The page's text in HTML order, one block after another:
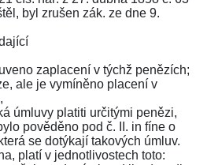
byl zrušen zák. ze dne 9.
zaplacení v týchž penězích;
ale je vymíněno placení v
úmluvy platiti určitými penězi,
pověděno pod č. II. in fíne o
se dotýkají takových úmluv.
platí v jednotlivostech toto: